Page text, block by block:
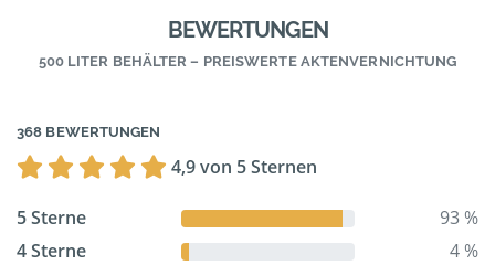
BEWERTUNGEN
500 LITER BEHÄLTER – PREISWERTE AKTENVERNICHTUNG
368 BEWERTUNGEN
4,9 von 5 Sternen
5 Sterne
93 %
4 Sterne
4 %